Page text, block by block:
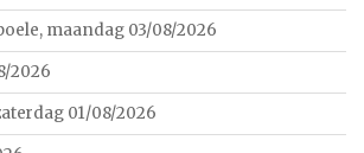
maandag 03/08/2026
2026
01/08/2026